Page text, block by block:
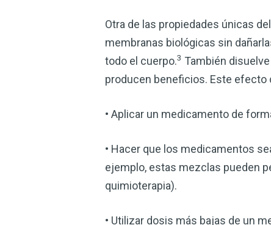
Otra de las propiedades únicas
membranas biológicas sin
todo el cuerpo.3 También
producen beneficios. Este efecto
• Aplicar un medicamento de
• Hacer que los medicamentos
ejemplo, estas mezclas pueden
quimioterapia).
• Utilizar dosis más bajas de un